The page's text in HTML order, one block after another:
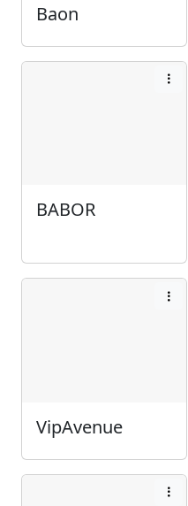
Baon
BABOR
VipAvenue